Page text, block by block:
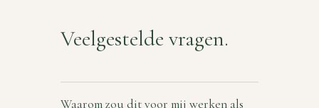
Veelgestelde vragen.
Waarom zou dit voor mij werken als